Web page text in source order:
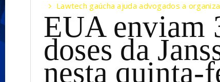
Lawtech gaúcha ajuda advogados a
EUA enviam
doses da
nesta quinta-